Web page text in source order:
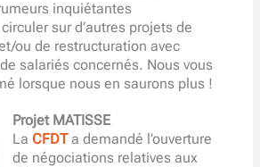
inquiétantes
sur d’autres projets de
ou de restructuration avec
salariés concernés. Nous vous
lorsque nous en saurons plus !
Projet MATISSE
La CFDTa demandé l’ouverture
de négociations relatives aux